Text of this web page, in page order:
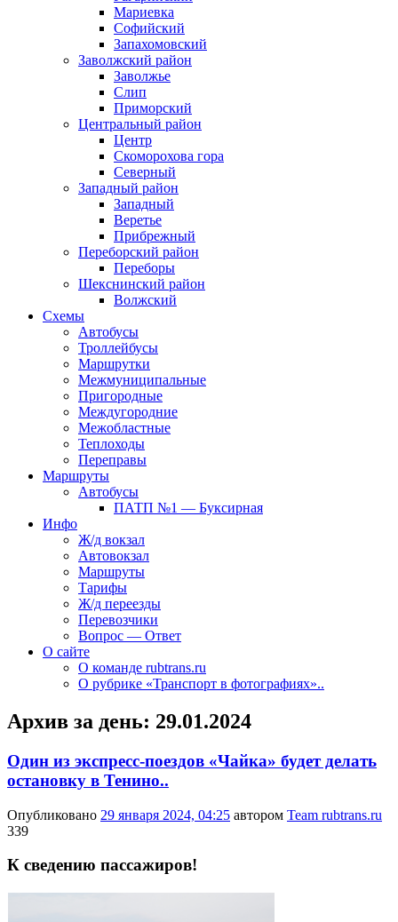
Мариевка
Софийский
Запахомовский
Заволжский район
Заволжье
Слип
Приморский
Центральный район
Центр
Скоморохова гора
Северный
Западный район
Западный
Веретье
Прибрежный
Переборский район
Переборы
Шекснинский район
Волжский
Схемы
Автобусы
Троллейбусы
Маршрутки
Межмуниципальные
Пригородные
Междугородние
Межобластные
Теплоходы
Переправы
Маршруты
Автобусы
ПАТП №1 — Буксирная
Инфо
Ж/д вокзал
Автовокзал
Маршруты
Тарифы
Ж/д переезды
Перевозчики
Вопрос — Ответ
О сайте
О команде rubtrans.ru
О рубрике «Транспорт в фотографиях»..
Архив за день: 29.01.2024
Один из экспресс-поездов «Чайка» будет делать
остановку в Тенино..
Опубликовано 29 января 2024, 04:25 автором Team rubtrans.ru
339
К сведению пассажиров!